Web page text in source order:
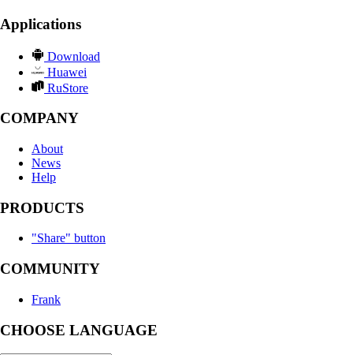
Applications
Download
Huawei
RuStore
COMPANY
About
News
Help
PRODUCTS
"Share" button
COMMUNITY
Frank
CHOOSE LANGUAGE